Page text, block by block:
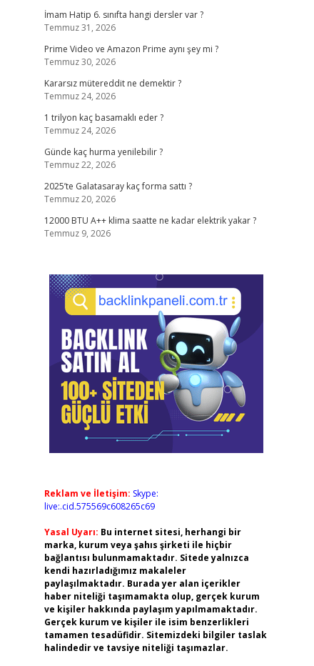
İmam Hatip 6. sınıfta hangi dersler var ?
Temmuz 31, 2026
Prime Video ve Amazon Prime aynı şey mi ?
Temmuz 30, 2026
Kararsız mütereddit ne demektir ?
Temmuz 24, 2026
1 trilyon kaç basamaklı eder ?
Temmuz 24, 2026
Günde kaç hurma yenilebilir ?
Temmuz 22, 2026
2025’te Galatasaray kaç forma sattı ?
Temmuz 20, 2026
12000 BTU A++ klima saatte ne kadar elektrik yakar ?
Temmuz 9, 2026
Reklam ve İletişim: Skype:
live:.cid.575569c608265c69
Yasal Uyarı: Bu internet sitesi, herhangi bir
marka, kurum veya şahıs şirketi ile hiçbir
bağlantısı bulunmamaktadır. Sitede yalnızca
kendi hazırladığımız makaleler
paylaşılmaktadır. Burada yer alan içerikler
haber niteliği taşımamakta olup, gerçek kurum
ve kişiler hakkında paylaşım yapılmamaktadır.
Gerçek kurum ve kişiler ile isim benzerlikleri
tamamen tesadüfidir. Sitemizdeki bilgiler taslak
halindedir ve tavsiye niteliği taşımazlar.